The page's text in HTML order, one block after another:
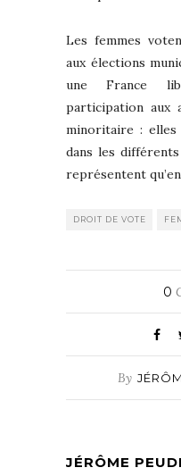
Les femmes
aux élections
une France
participation aux
minoritaire : elles
dans les
représentent
DROIT DE VOTE
0
By
JÉRÔME